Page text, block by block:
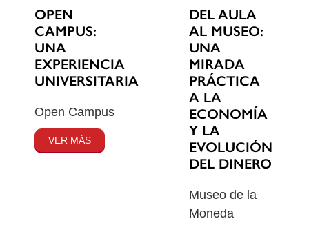
OPEN
CAMPUS:
UNA
EXPERIENCIA
UNIVERSITARIA
Open Campus
VER MÁS
DEL AULA
AL MUSEO:
UNA
MIRADA
PRÁCTICA
A LA
ECONOMÍA
Y LA
EVOLUCIÓN
DEL DINERO
Museo de la
Moneda